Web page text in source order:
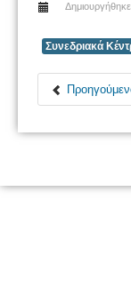
Συνεδριακά